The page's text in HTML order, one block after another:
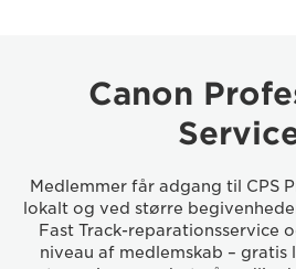
Canon
Medlemmer får adgang til CPS
lokalt og ved større
Fast Track-reparationsservice
niveau af medlemskab –